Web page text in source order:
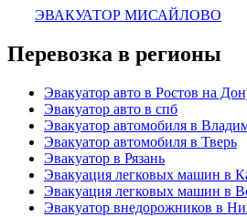
ЭВАКУАТОР МИСАЙЛОВО
Перевозка в регионы
Эвакуатор авто в Ростов на
Эвакуатор авто в спб
Эвакуатор автомобиля в
Эвакуатор автомобиля в Тверь
Эвакуатор в Рязань
Эвакуация легковых машин в
Эвакуация легковых машин в
Эвакуатор внедорожников в